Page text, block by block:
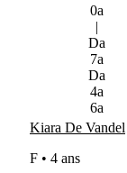
0a
|
Da
7a
Da
4a
6a
Kiara De Vandel
F • 4 ans